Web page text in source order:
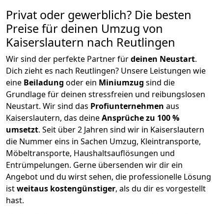
Privat oder gewerblich? Die besten
Preise für deinen Umzug von
Kaiserslautern nach Reutlingen
Wir sind der perfekte Partner fürdeinen Neustart.
Dich zieht es nach Reutlingen? Unsere Leistungen wie
eine Beiladung oder ein Miniumzug sind die
Grundlage für deinen stressfreien und reibungslosen
Neustart. Wir sind das Profiunternehmen aus
Kaiserslautern, das deineAnsprüche zu 100 %
umsetzt. Seit über 2 Jahren sind wir in Kaiserslautern
die Nummer eins in Sachen Umzug, Kleintransporte,
Möbeltransporte, Haushaltsauflösungen und
Entrümpelungen. Gerne übersenden wir dir ein
Angebot und du wirst sehen, die professionelle Lösung
istweitaus kostengünstiger, als du dir es vorgestellt
hast.